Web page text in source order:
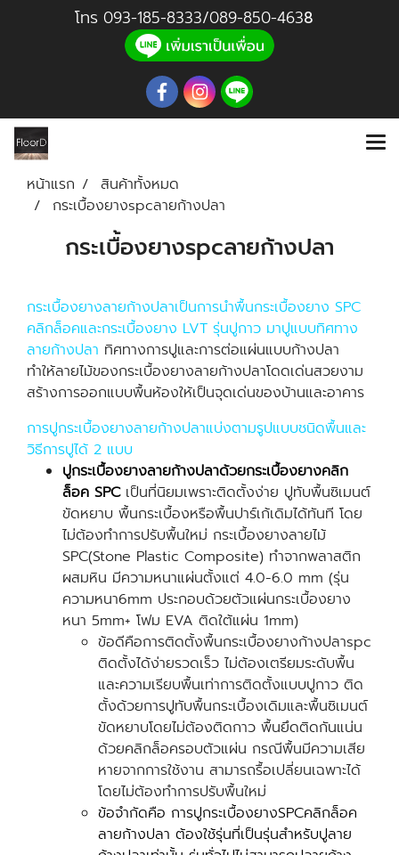
โทร 093-185-8333/089-850-4638
หน้าแรก
สินค้าทั้งหมด
กระเบื้องยางspcลายก้างปลา
กระเบื้องยางspcลายก้างปลา
กระเบื้องยางลายก้างปลาเป็นการนำพื้นกระเบื้องยาง SPC
คลิกล็อคและกระเบื้องยาง LVT รุ่นปูกาว มาปูแบบทิศทาง
ลายก้างปลา ทิศทางการปูและการต่อแผ่นแบบก้างปลา
ทำให้ลายไม้ของกระเบื้องยางลายก้างปลาโดดเด่นสวยงาม
สร้างการออกแบบพื้นห้องให้เป็นจุดเด่นของบ้านและอาคาร
การปูกระเบื้องยางลายก้างปลาแบ่งตามรูปแบบชนิดพื้นและ
วิธีการปูได้ 2 แบบ
ปูกระเบื้องยางลายก้างปลาด้วยกระเบื้องยางคลิก
ล็อค SPC เป็นที่นิยมเพราะติดตั้งง่าย ปูทับพื้นซิเมนต์
ขัดหยาบ พื้นกระเบื้องหรือพื้นปาร์เก้เดิมได้ทันที โดย
ไม่ต้องทำการปรับพื้นใหม่ กระเบื้องยางลายไม้
SPC(Stone Plastic Composite) ทำจากพลาสติก
ผสมหิน มีความหนาแผ่นตั้งแต่ 4.0-6.0 mm (รุ่น
ความหนา6mm ประกอบด้วยตัวแผ่นกระเบื้องยาง
หนา 5mm+ โฟม EVA ติดใต้แผ่น 1mm)
ข้อดีคือการติดตั้งพื้นกระเบื้องยางก้างปลาspc
ติดตั้งได้ง่ายรวดเร็ว ไม่ต้องเตรียมระดับพื้น
และความเรียบพื้นเท่าการติดตั้งแบบปูกาว ติด
ตั้งด้วยการปูทับพื้นกระเบื้องเดิมและพื้นซิเมนต์
ขัดหยาบโดยไม่ต้องติดกาว พื้นยึดติดกันแน่น
ด้วยคลิกล็อครอบตัวแผ่น กรณีพื้นมีความเสีย
หายจากการใช้งาน สามารถรื้อเปลี่ยนเฉพาะได้
โดยไม่ต้องทำการปรับพื้นใหม่
ข้อจำกัดคือ การปูกระเบื้องยางSPCคลิกล็อค
ลายก้างปลา ต้องใช้รุ่นที่เป็นรุ่นสำหรับปูลาย